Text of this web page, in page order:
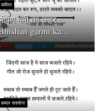
कविता
गर्मी का कहर :
garmi ka...
कमल सक्सेना